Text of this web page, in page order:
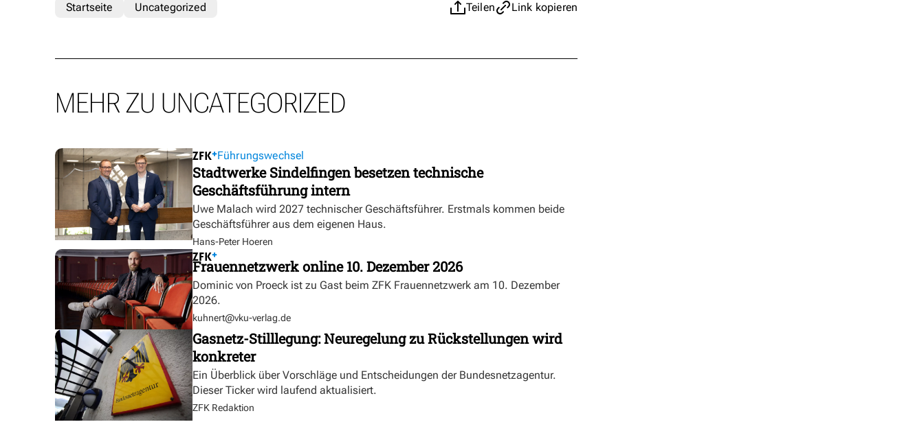
Teilen Link kopieren
Startseite Uncategorized
MEHR ZU UNCATEGORIZED
Führungswechsel
Stadtwerke Sindelfingen besetzen technische
Geschäftsführung intern
Uwe Malach wird 2027 technischer Geschäftsführer. Erstmals kommen beide
Geschäftsführer aus dem eigenen Haus.
Hans-Peter Hoeren
Frauennetzwerk online 10. Dezember 2026
Dominic von Proeck ist zu Gast beim ZFK Frauennetzwerk am 10. Dezember
2026.
kuhnert@vku-verlag.de
Gasnetz-Stilllegung: Neuregelung zu Rückstellungen wird
konkreter
Ein Überblick über Vorschläge und Entscheidungen der Bundesnetzagentur.
Dieser Ticker wird laufend aktualisiert.
ZFK Redaktion